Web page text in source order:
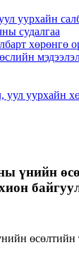
уурхайн
судалгаа
хөрөнгө
уул уурхайн
үнийн